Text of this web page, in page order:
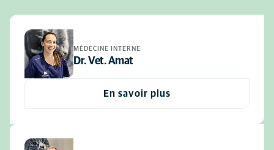
MÉDECINE INTERNE
Dr. Vet. Amat
En savoir plus